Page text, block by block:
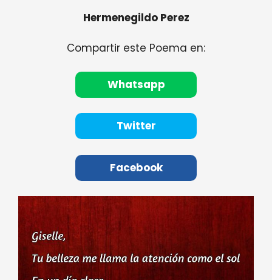
Hermenegildo Perez
Compartir este Poema en:
Whatsapp
Twitter
Facebook